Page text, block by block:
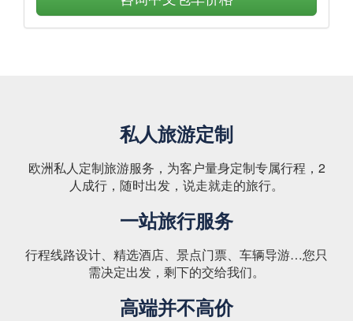
私人旅游定制
欧洲私人定制旅游服务，为客户量身定制专属行程，2
人成行，随时出发，说走就走的旅行。
一站旅行服务
行程线路设计、精选酒店、景点门票、车辆导游…您只
需决定出发，剩下的交给我们。
高端并不高价